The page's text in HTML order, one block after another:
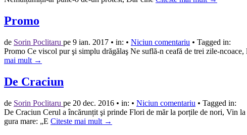
Promo
de Sorin Poclitaru pe 9 ian. 2017 • in: • Niciun comentariu • Tagged in:
Promo Ce viscol pur şi simplu drăgălaş Ne suflă-n ceafă de trei zile-
mai mult →
De Craciun
de Sorin Poclitaru pe 20 dec. 2016 • in: • Niciun comentariu • Tagged in:
De Craciun Cerul a încărunțit şi prinde Flori de măr la porțile de nori, Vin
gura mare: „E Citeste mai mult →